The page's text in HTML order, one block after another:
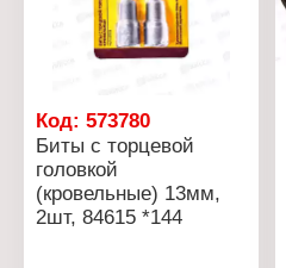
Код: 573780
Биты с торцевой
головкой
(кровельные) 13мм,
2шт, 84615 *144